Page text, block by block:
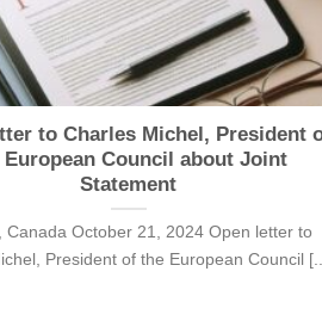
to Charles Michel, President
European Council about Joint
Statement
Canada October 21, 2024 Open letter to
President of the European Council